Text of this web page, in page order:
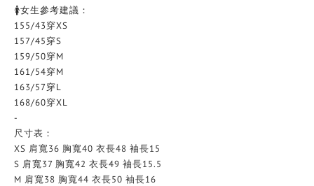
🚺女生參考建議：
155/43穿XS
157/45穿S
159/50穿M
161/54穿M
163/57穿L
168/60穿XL
-
尺寸表：
XS 肩寬36 胸寬40 衣長48 袖長15
S 肩寬37 胸寬42 衣長49 袖長15.5
M 肩寬38 胸寬44 衣長50 袖長16